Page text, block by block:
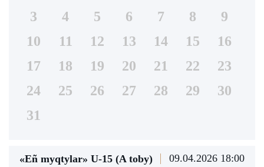
3
4 5 6 7 8
9
10
11 12 13 14 15
16
17
18 19 20 21 22
23
24
25 26 27 28 29
30
31
«Eñ myqtylar» U-15 (A toby) 09.04.2026 18:00